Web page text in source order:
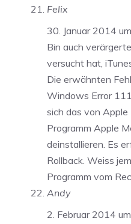
Felix
30. Januar 2014
Bin auch
versucht hat,
Die erwähnten
Windows Error
sich das von
Programm Apple
deinstallieren. Es
Rollback. Weiss
Programm vom
Andy
2. Februar 2014